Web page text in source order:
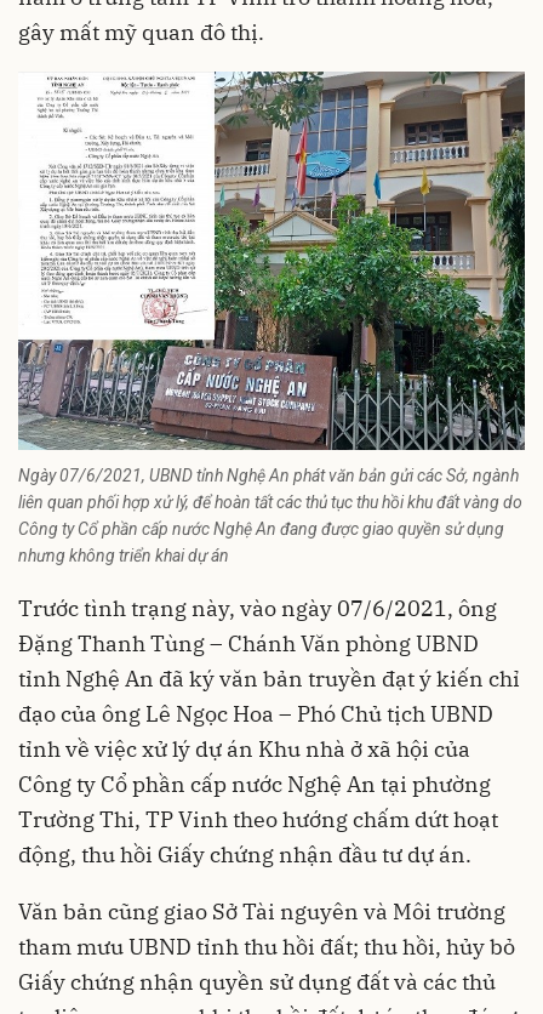
gây mất mỹ quan đô thị.
Ngày 07/6/2021, UBND tỉnh Nghệ An phát văn bản gửi các Sở, ngành
liên quan phối hợp xử lý, để hoàn tất các thủ tục thu hồi khu đất vàng do
Công ty Cổ phần cấp nước Nghệ An đang được giao quyền sử dụng
nhưng không triển khai dự án
Trước tình trạng này, vào ngày 07/6/2021, ông
Đặng Thanh Tùng – Chánh Văn phòng UBND
tỉnh Nghệ An đã ký văn bản truyền đạt ý kiến chỉ
đạo của ông Lê Ngọc Hoa – Phó Chủ tịch UBND
tỉnh về việc xử lý dự án Khu nhà ở xã hội của
Công ty Cổ phần cấp nước Nghệ An tại phường
Trường Thi, TP Vinh theo hướng chấm dứt hoạt
động, thu hồi Giấy chứng nhận đầu tư dự án.
Văn bản cũng giao Sở Tài nguyên và Môi trường
tham mưu UBND tỉnh thu hồi đất; thu hồi, hủy bỏ
Giấy chứng nhận quyền sử dụng đất và các thủ